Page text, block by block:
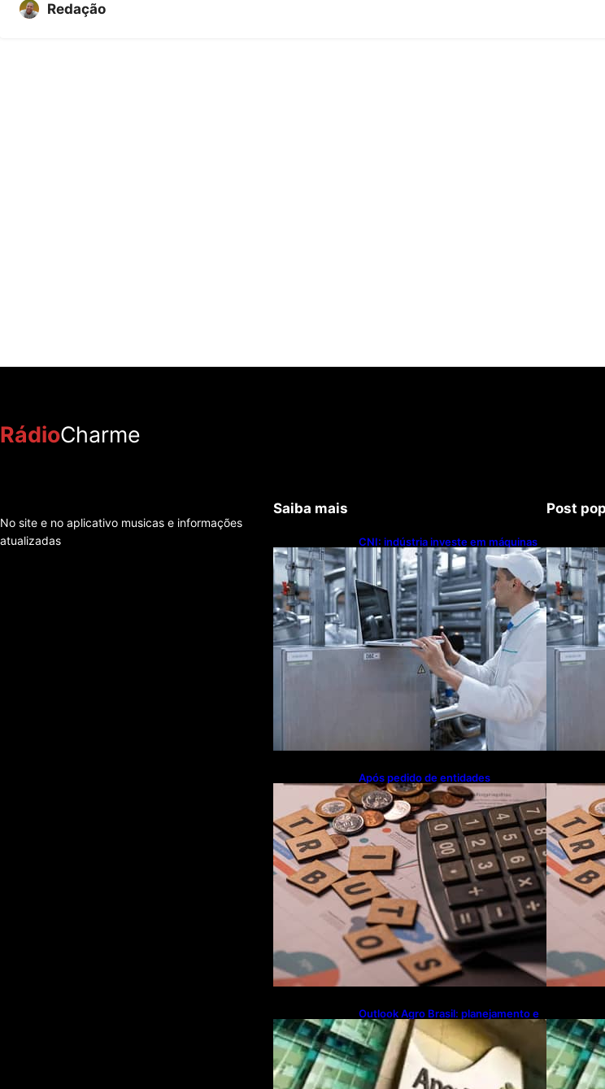
Redação
RádioCharme
No site e no aplicativo musicas e informações
atualizadas
Saiba mais
CNI: indústria investe em máquinas
novas, mas modernização
tecnológica avança lentamente
Após pedido de entidades
empresariais, Receita flexibiliza
regras da Reforma Tributária
Outlook Agro Brasil: planejamento e
inovação pautam debates sobre
futuro do agronegócio
Post